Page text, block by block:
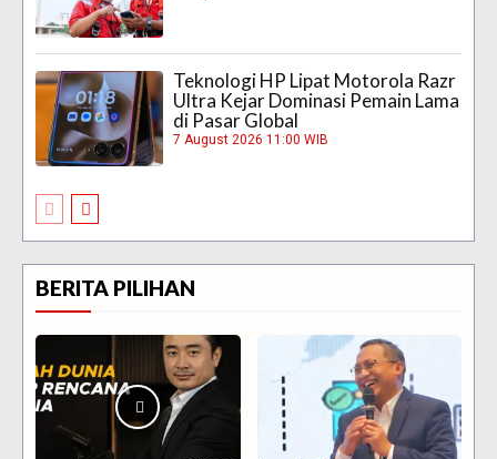
Teknologi HP Lipat Motorola Razr
Ultra Kejar Dominasi Pemain Lama
di Pasar Global
7 August 2026 11:00 WIB
BERITA PILIHAN